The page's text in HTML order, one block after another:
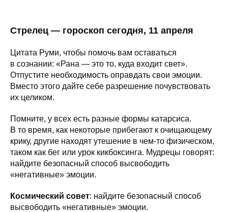
Стрелец — гороскоп сегодня, 11 апреля
Цитата Руми, чтобы помочь вам оставаться
в сознании: «Рана — это то, куда входит свет».
Отпустите необходимость оправдать свои эмоции.
Вместо этого дайте себе разрешение почувствовать
их целиком.
Помните, у всех есть разные формы катарсиса.
В то время, как некоторые прибегают к очищающему
крику, другие находят утешение в чем-то физическом,
таком как бег или урок кикбоксинга. Мудрецы говорят:
найдите безопасный способ высвободить
«негативные» эмоции.
Космический совет: найдите безопасный способ
высвободить «негативные» эмоции.